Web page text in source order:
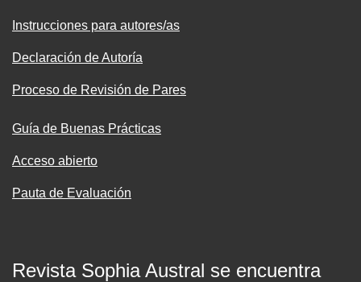
Instrucciones para autores/as
Declaración de Autoría
Proceso de Revisión de Pares
Guía de Buenas Prácticas
Acceso abierto
Pauta de Evaluación
Revista Sophia Austral se encuentra